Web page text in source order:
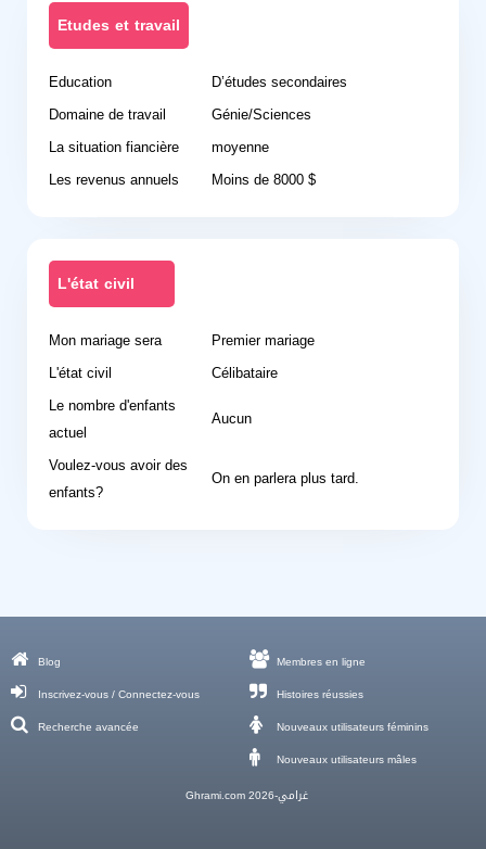
Etudes et travail
Education
D’études secondaires
Domaine de travail
Génie/Sciences
La situation fiancière
moyenne
Les revenus annuels
Moins de 8000 $
L'état civil
Mon mariage sera
Premier mariage
L'état civil
Célibataire
Le nombre d'enfants
actuel
Aucun
Voulez-vous avoir des
enfants?
On en parlera plus tard.
Blog
Inscrivez-vous / Connectez-vous
Recherche avancée
Membres en ligne
Histoires réussies
Nouveaux utilisateurs féminins
Nouveaux utilisateurs mâles
Ghrami.com غرامي-2026